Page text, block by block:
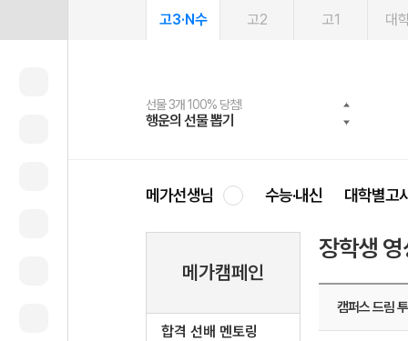
고3·N수 고2 고1 대
선물 3개 100% 당첨!
행운의 선물 뽑기
선물 100% 증정!
메가스터디 X 올리브
여름방학 스터디 캐시백
메가런 썸머스쿨
2027 러셀 단과
강사 공개선발
스마트러닝앱
설문 EVENT
메가패스
3일 무료 체험권
메가패스 수강생 무료혜택!
메가클럽 멤버십
사회공헌 캠페인
희망이룸 메가나눔
메가선생님 수능·내신 대학별고
메가캠페인
합격 선배 멘토링
장학생
캠퍼스 드림